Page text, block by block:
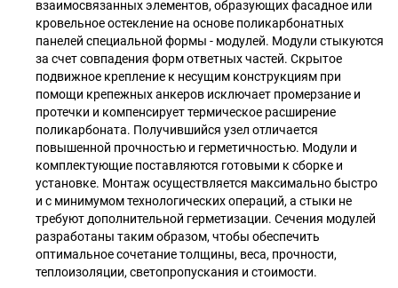
взаимосвязанных элементов, образующих фасадное или
кровельное остекление на основе поликарбонатных
панелей специальной формы - модулей. Модули стыкуются
за счет совпадения форм ответных частей. Скрытое
подвижное крепление к несущим конструкциям при
помощи крепежных анкеров исключает промерзание и
протечки и компенсирует термическое расширение
поликарбоната. Получившийся узел отличается
повышенной прочностью и герметичностью. Модули и
комплектующие поставляются готовыми к сборке и
установке. Монтаж осуществляется максимально быстро
и с минимумом технологических операций, а стыки не
требуют дополнительной герметизации. Сечения модулей
разработаны таким образом, чтобы обеспечить
оптимальное сочетание толщины, веса, прочности,
теплоизоляции, светопропускания и стоимости.